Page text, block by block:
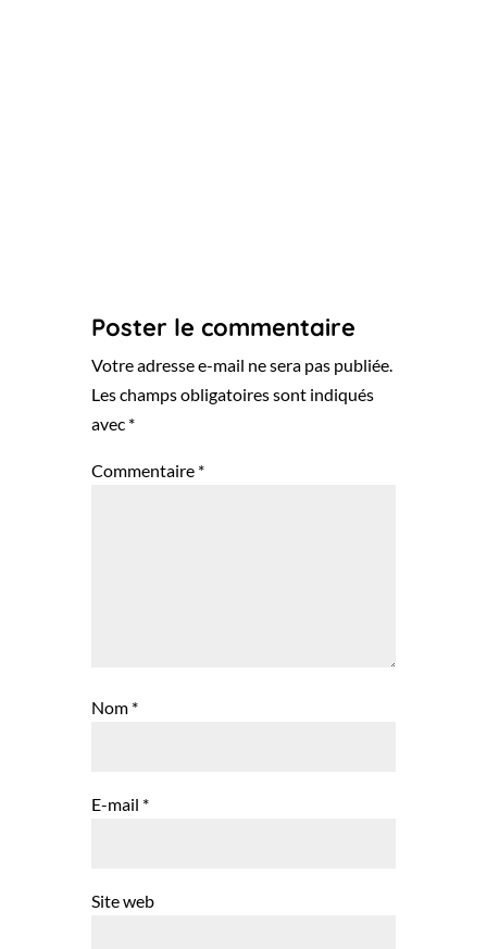
Poster le commentaire
Votre adresse e-mail ne sera pas publiée.
Les champs obligatoires sont indiqués
avec *
Commentaire *
Nom *
E-mail *
Site web